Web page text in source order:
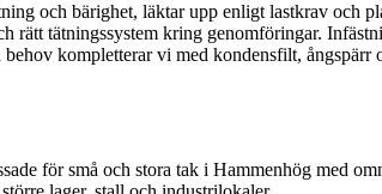
och bärighet, läktar upp enligt lastkrav och
rätt tätningssystem kring genomföringar.
kompletterar vi med kondensfilt,
för små och stora tak i Hammenhög med